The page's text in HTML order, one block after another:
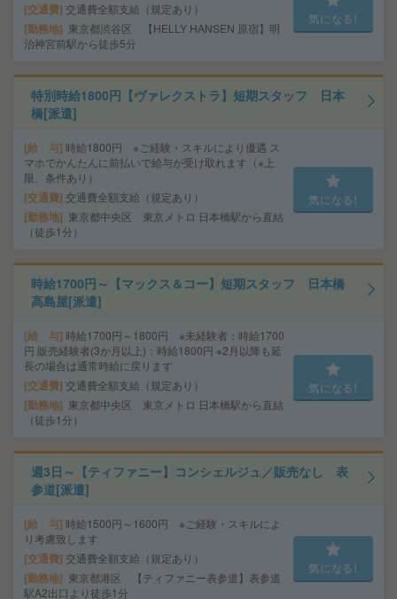
交通費 交通費全額支給（規定あり）
勤務地
東京都渋谷区 【HELLY HANSEN 原宿】明
治神宮前駅から徒歩5分
気になる!
特別時給1800円【ヴァレクストラ】短期スタッフ 日本
橋[派遣]
給 与 時給1800円 ※ご経験・スキルにより優遇 ス
マホでかんたんに前払いで給与が受け取れます（※上
限、条件あり）
交通費 交通費全額支給（規定あり）
勤務地
東京都中央区 東京メトロ 日本橋駅から直結
（徒歩1分）
気になる!
時給1700円～【マックス＆コー】短期スタッフ 日本橋
高島屋[派遣]
給 与 時給1700円～1800円 ※未経験者：時給1700
円 販売経験者(3か月以上)：時給1800円 ※2月以降も延
長の場合は通常時給に戻ります
交通費 交通費全額支給（規定あり）
勤務地
東京都中央区 東京メトロ 日本橋駅から直結
（徒歩1分）
気になる!
週3日～【ティファニー】コンシェルジュ／販売なし 表
参道[派遣]
給 与 時給1500円～1600円 ※ご経験・スキルによ
り考慮致します
交通費 交通費全額支給（規定あり）
勤務地
東京都港区 【ティファニー表参道】表参道
駅A2出口より徒歩1分
気になる!